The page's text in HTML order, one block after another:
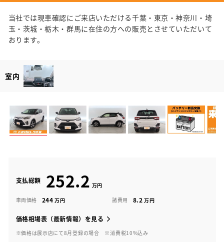
当社では現車確認にご来店いただける千葉・東京・神奈川・埼
玉・茨城・栃木・群馬に在住の方への販売とさせていただいて
おります。
室内
支払総額 252.2
車両価格 244 諸費用 8.2
価格相場表（最新情報）を見る
※価格は展示店にて8月登録の場合 ※消費税10%込み